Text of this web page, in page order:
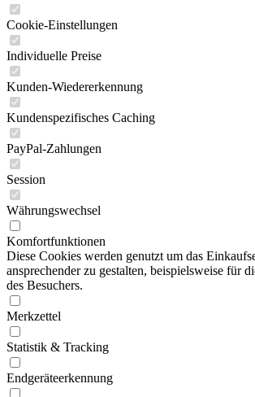
Cookie-Einstellungen
Individuelle Preise
Kunden-Wiedererkennung
Kundenspezifisches Caching
PayPal-Zahlungen
Session
Währungswechsel
Komfortfunktionen
Diese Cookies werden genutzt um das
ansprechender zu gestalten, beispielsweise für
des Besuchers.
Merkzettel
Statistik & Tracking
Endgeräteerkennung